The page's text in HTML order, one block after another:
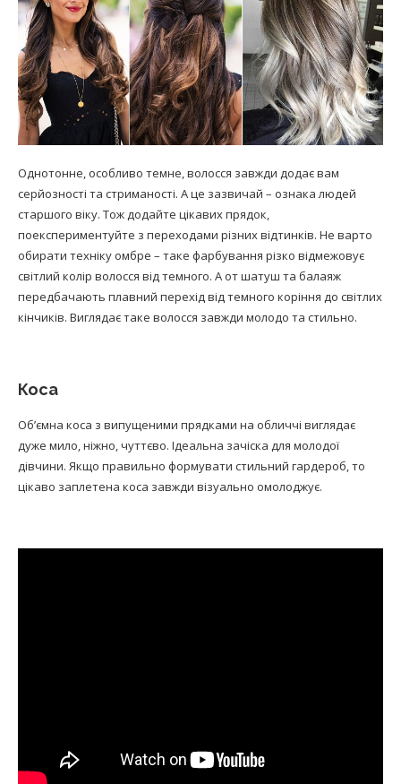
Однотонне, особливо темне, волосся завжди додає вам
серйозності та стриманості. А це зазвичай – ознака людей
старшого віку. Тож додайте цікавих прядок,
поекспериментуйте з переходами різних відтинків. Не варто
обирати техніку омбре – таке фарбування різко відмежовує
світлий колір волосся від темного. А от шатуш та балаяж
передбачають плавний перехід від темного коріння до світлих
кінчиків. Виглядає таке волосся завжди молодо та стильно.
Коса
Об’ємна коса з випущеними прядками на обличчі виглядає
дуже мило, ніжно, чуттєво. Ідеальна зачіска для молодої
дівчини. Якщо правильно формувати стильний гардероб, то
цікаво заплетена коса завжди візуально омолоджує.